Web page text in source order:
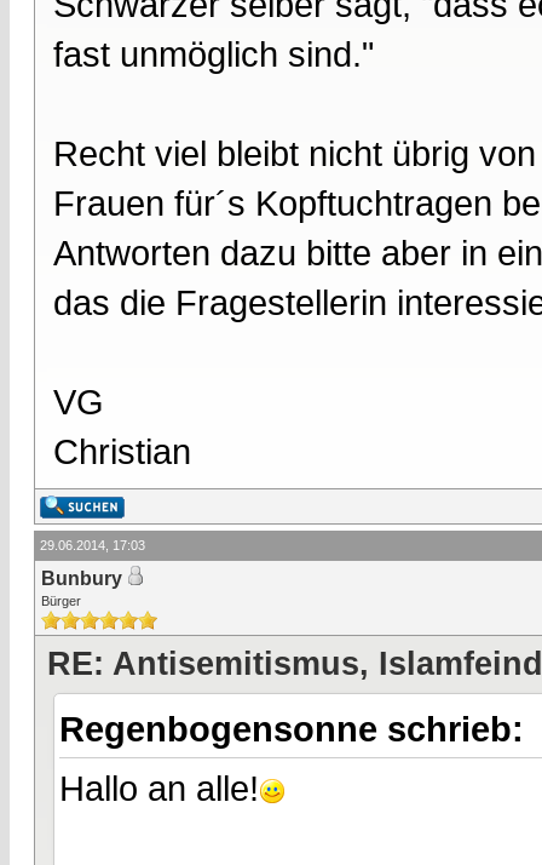
fast unmöglich sind."
Recht viel bleibt nicht übrig
Frauen für´s Kopftuchtragen
Antworten dazu bitte aber in
das die Fragestellerin
VG
Christian
29.06.2014, 17:03
Bunbury
Bürger
RE: Antisemitismus,
Regenbogensonne schrieb:
Hallo an alle!